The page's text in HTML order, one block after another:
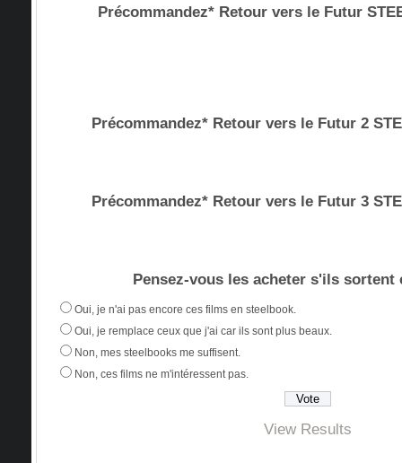
Précommandez* Retour vers le Futur
Précommandez* Retour vers le Futur 2
Précommandez* Retour vers le Futur 3
Pensez-vous les acheter s'ils sortent
Oui, je n'ai pas encore ces films en steelbook.
Oui, je remplace ceux que j'ai car ils sont plus beaux.
Non, mes steelbooks me suffisent.
Non, ces films ne m'intéressent pas.
View Results